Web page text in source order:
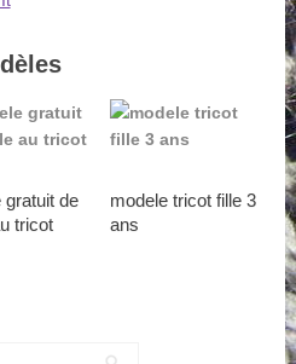
gratuit de
tricot
modele tricot fille 3
ans